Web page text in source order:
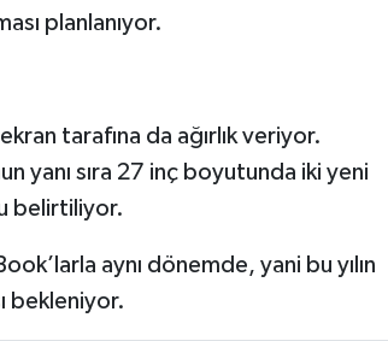
planlanıyor.
tarafına da ağırlık veriyor.
yanı sıra 27 inç boyutunda iki yeni
belirtiliyor.
aynı dönemde, yani bu yılın
bekleniyor.